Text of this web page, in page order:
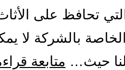
تحافظ على
بالشركة لا
حيث… متابعة